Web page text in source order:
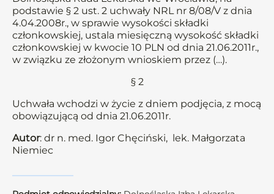
podstawie § 2 ust. 2 uchwały NRL nr 8/08/V z dnia
4.04.2008r., w sprawie wysokości składki
członkowskiej, ustala miesięczną wysokość składki
członkowskiej w kwocie 10 PLN od dnia 21.06.2011r.,
w związku ze złożonym wnioskiem przez (…).
§ 2
Uchwała wchodzi w życie z dniem podjęcia, z mocą
obowiązującą od dnia 21.06.2011r.
Autor: dr n. med. Igor Chęciński, lek. Małgorzata
Niemiec